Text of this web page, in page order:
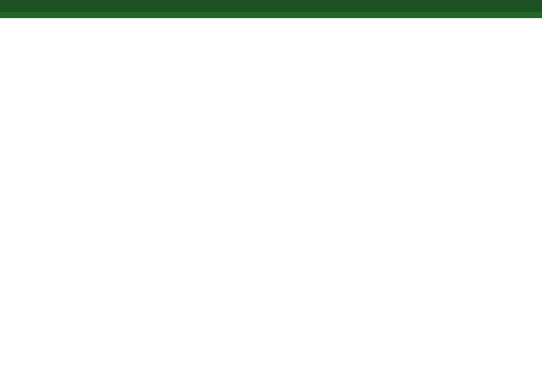
Skip to main content